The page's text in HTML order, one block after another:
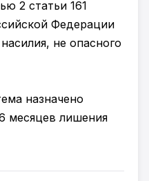
2 статьи 161
Федерации
не опасного
назначено
месяцев лишения